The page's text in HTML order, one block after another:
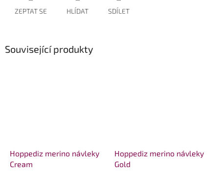
ZEPTAT SE HLÍDAT SDÍLET
Související produkty
Hoppediz merino návleky
Cream
Hoppediz merino návleky
Gold